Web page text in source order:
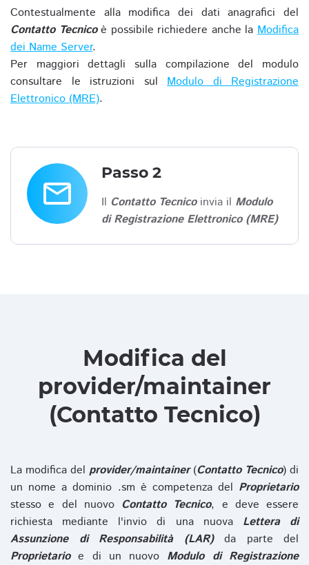
Contestualmente alla modifica dei dati anagrafici del
Contatto Tecnicoè possibile richiedere anche laModifica
dei Name Server.
Per maggiori dettagli sulla compilazione del modulo
consultare le istruzioni sul Modulo di Registrazione
Elettronico (MRE).
email
Passo 2
Il Contatto Tecnicoinvia il Modulo
di Registrazione Elettronico (MRE)
Modifica del
provider/maintainer
(Contatto Tecnico)
La modifica del provider/maintainer(Contatto Tecnico) di
un nome a dominio .sm è competenza del Proprietario
stesso e del nuovo Contatto Tecnico, e deve essere
richiesta mediante l'invio di una nuova Lettera di
Assunzione di Responsabilità (LAR)da parte del
Proprietarioe di un nuovo Modulo di Registrazione